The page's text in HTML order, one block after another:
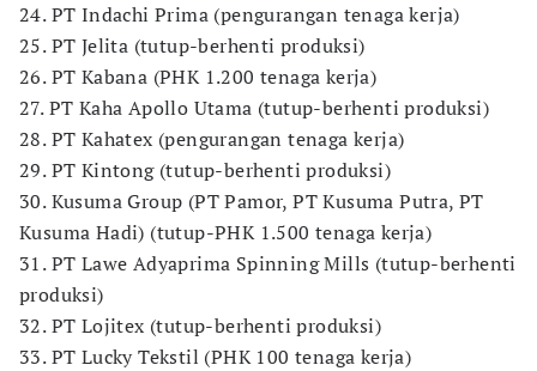
24. PT Indachi Prima (pengurangan tenaga kerja)
25. PT Jelita (tutup-berhenti produksi)
26. PT Kabana (PHK 1.200 tenaga kerja)
27. PT Kaha Apollo Utama (tutup-berhenti produksi)
28. PT Kahatex (pengurangan tenaga kerja)
29. PT Kintong (tutup-berhenti produksi)
30. Kusuma Group (PT Pamor, PT Kusuma Putra, PT
Kusuma Hadi) (tutup-PHK 1.500 tenaga kerja)
31. PT Lawe Adyaprima Spinning Mills (tutup-berhenti
produksi)
32. PT Lojitex (tutup-berhenti produksi)
33. PT Lucky Tekstil (PHK 100 tenaga kerja)